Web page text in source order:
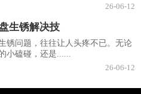
26-06-12
生锈解决技
锈问题，往往让人头疼不已。无论
小磕碰，还是......
26-06-12